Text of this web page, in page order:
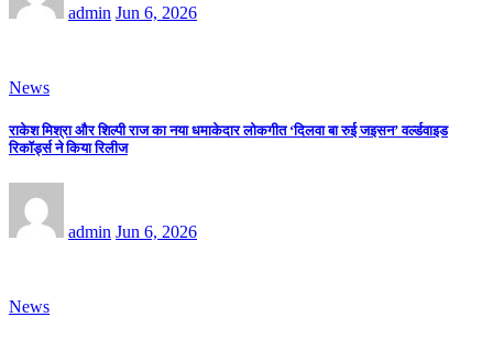
admin Jun 6, 2026
News
राकेश मिश्रा और शिल्पी राज का नया धमाकेदार लोकगीत ‘दिलवा बा रुई जइसन’ वर्ल्डवाइड
रिकॉर्ड्स ने किया रिलीज
admin Jun 6, 2026
News